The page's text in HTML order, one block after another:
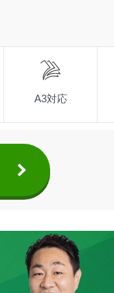
ロ・カラーともに55枚/
準装備
（印刷速度別）
A3対応